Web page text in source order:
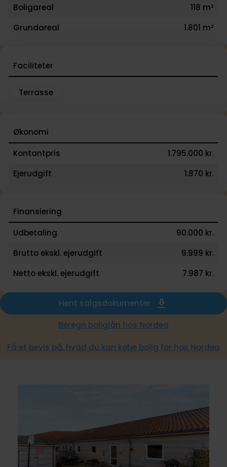
Boligareal
118 m²
Grundareal
1.801 m²
Faciliteter
Terrasse
Økonomi
Kontantpris
1.795.000 kr.
Ejerudgift
1.870 kr.
Finansiering
Udbetaling
90.000 kr.
Brutto ekskl. ejerudgift
9.999 kr.
Netto ekskl. ejerudgift
7.987 kr.
Hent salgsdokumenter
Beregn boliglån hos Nordea
Få et bevis på, hvad du kan købe bolig for hos Nordea